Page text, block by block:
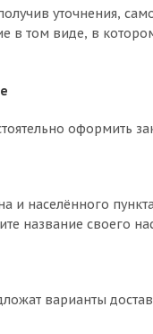
уточнения,
том виде, в
оформить
и населённого
название своего
варианты